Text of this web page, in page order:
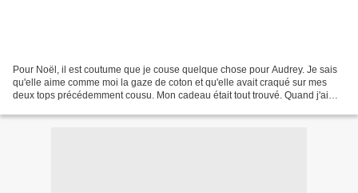
Pour Noël, il est coutume que je couse quelque chose pour Audrey. Je sais
qu'elle aime comme moi la gaze de coton et qu'elle avait craqué sur mes
deux tops précédemment cousu. Mon cadeau était tout trouvé. Quand j'ai